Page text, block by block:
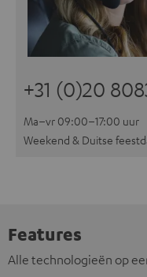
+31 (0)20
Ma–vr 09:00–17:00 uur
Weekend & Duitse
Features
Alle technologieën op